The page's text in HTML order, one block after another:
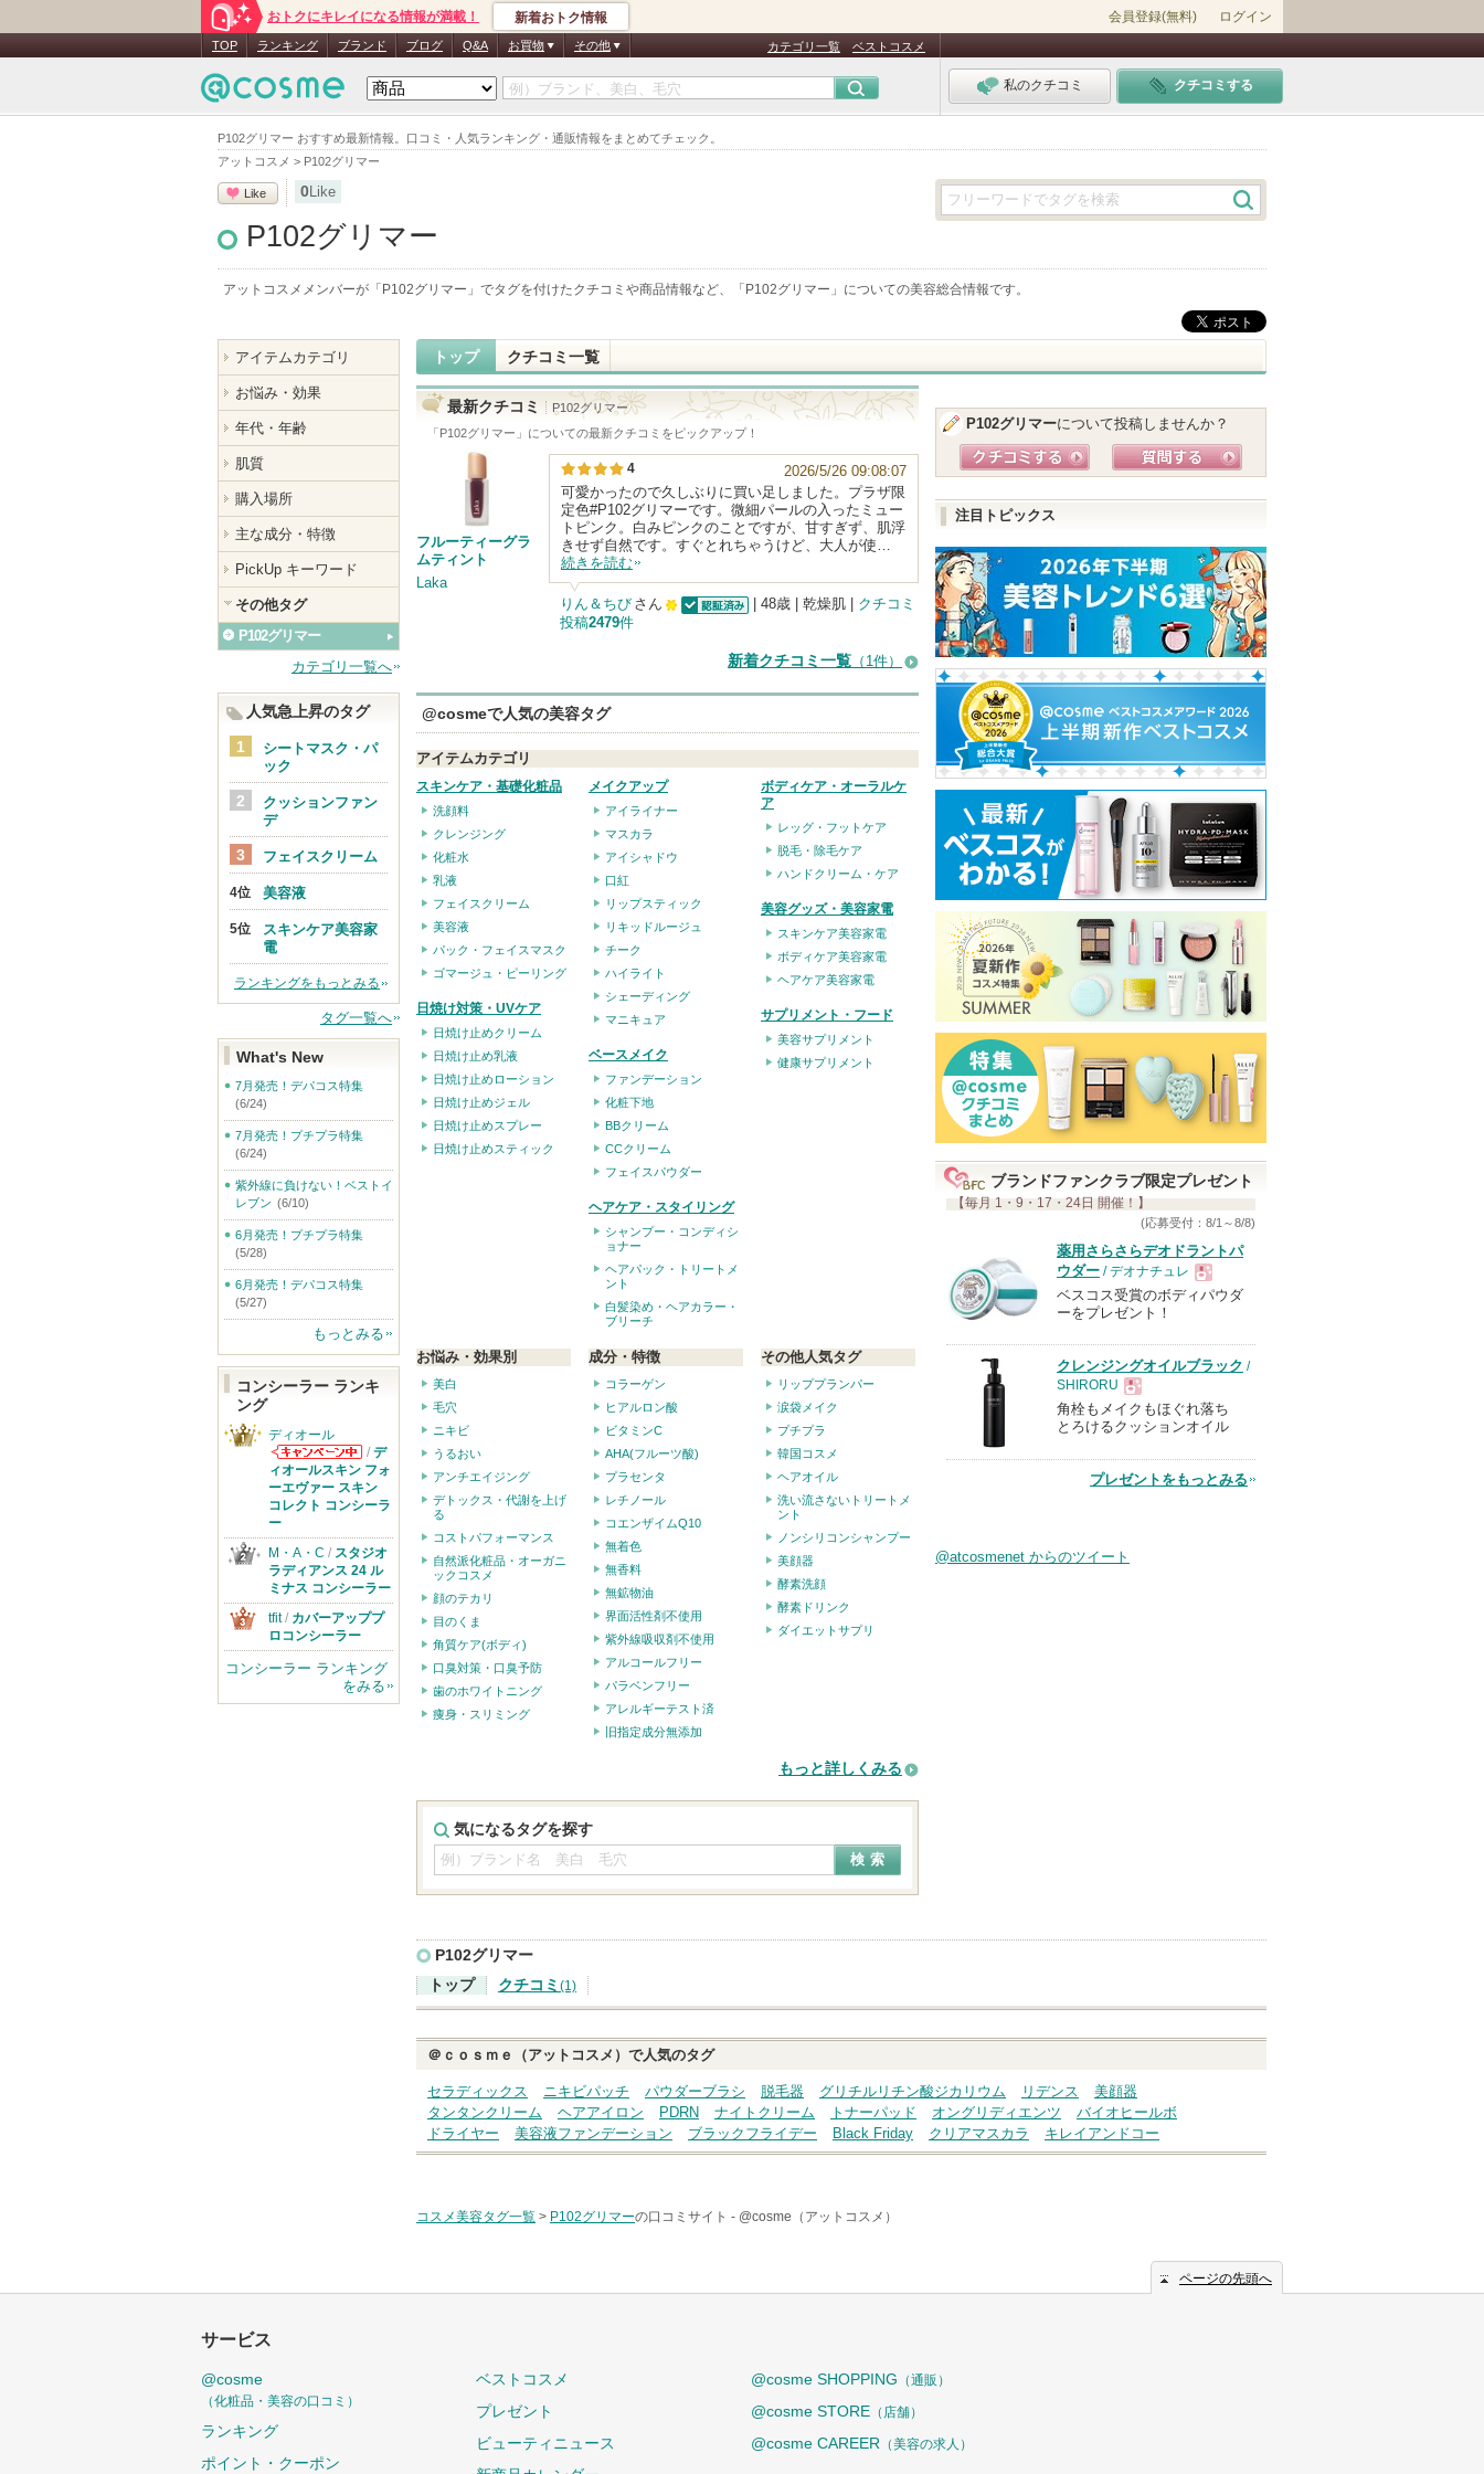
P102グリマー おすすめ最新情報。口コミ・人気ランキング・通販情報をまとめてチェック。
アットコスメ > P102グリマー
おトクにキレイになる情報が満載！ 新着おトク情報 会員登録(無料) ログイン
TOP ランキング ブランド ブログ Q&A お買物 その他 カテゴリ一覧 ベストコスメ
私のクチコミ クチコミする
Like 0Like
P102グリマー
アットコスメメンバーが「 P102グリマー 」でタグを付けたクチコミや商品情報など、「 P102グリマー 」についての美容総合情報です。
トップ クチコミ一覧
最新クチコミ
P102グリマー
「P102グリマー 」についての最新クチコミをピックアップ！
フルーティーグラ
ムティント
Laka
4
2026/5/26 09:08:07
可愛かったので久しぶりに買い足しました。プラザ限
定色#P102グリマーです。微細パールの入ったミュー
トピンク。白みピンクのことですが、甘すぎず、肌浮
きせず自然です。すぐとれちゃうけど、大人が使…
続きを読む
りん＆ちび さん
の
メ
ン
ー
お
入
登
録
て
い
ま
| 48歳 | 乾燥肌 | クチコミ
投稿2479件
新着クチコミ一覧 （1件）
@cosmeで人気の美容タグ
アイテムカテゴリ
スキンケア・基礎化粧品
洗顔料
クレンジング
化粧水
乳液
フェイスクリーム
美容液
パック・フェイスマスク
ゴマージュ・ピーリング
日焼け対策・UVケア
日焼け止めクリーム
日焼け止め乳液
日焼け止めローション
日焼け止めジェル
日焼け止めスプレー
日焼け止めスティック
メイクアップ
アイライナー
マスカラ
アイシャドウ
口紅
リップスティック
リキッドルージュ
チーク
ハイライト
シェーディング
マニキュア
ベースメイク
ファンデーション
化粧下地
BBクリーム
CCクリーム
フェイスパウダー
ヘアケア・スタイリング
シャンプー・コンディシ
ョナー
ヘアパック・トリートメ
ント
白髪染め・ヘアカラー・
ブリーチ
ボディケア・オーラルケ
ア
レッグ・フットケア
脱毛・除毛ケア
ハンドクリーム・ケア
美容グッズ・美容家電
スキンケア美容家電
ボディケア美容家電
ヘアケア美容家電
サプリメント・フード
美容サプリメント
健康サプリメント
お悩み・効果別
美白
毛穴
ニキビ
うるおい
アンチエイジング
デトックス・代謝を上げ
る
コストパフォーマンス
自然派化粧品・オーガニ
ックコスメ
顔のテカリ
目のくま
角質ケア(ボディ)
口臭対策・口臭予防
歯のホワイトニング
痩身・スリミング
成分・特徴
コラーゲン
ヒアルロン酸
ビタミンC
AHA(フルーツ酸)
プラセンタ
レチノール
コエンザイムQ10
無着色
無香料
無鉱物油
界面活性剤不使用
紫外線吸収剤不使用
アルコールフリー
パラベンフリー
アレルギーテスト済
旧指定成分無添加
その他人気タグ
リッププランパー
涙袋メイク
プチプラ
韓国コスメ
ヘアオイル
洗い流さないトリートメ
ント
ノンシリコンシャンプー
美顔器
酵素洗顔
酵素ドリンク
ダイエットサプリ
もっと詳しくみる
気になるタグを探す
P102グリマーについて投稿しませんか？
注目トピックス
ブランドファンクラブ限定プレゼント
【毎月 1・9・17・24日 開催！】
(応募受付：8/1～8/8)
薬用さらさらデオドラントパ
ウダー / デオナチュレ
現
品
ベスコス受賞のボディパウダ
ーをプレゼント！
クレンジングオイルブラック /
SHIRORU
現
品
角栓もメイクもほぐれ落ち
とろけるクッションオイル
プレゼントをもっとみる
@atcosmenet からのツイート
P102グリマー
トップ
クチコミ (1)
＠ｃｏｓｍｅ（アットコスメ）で人気のタグ
セラディックス ニキビパッチ パウダーブラシ 脱毛器 グリチルリチン酸ジカリウム リデンス
美顔器
タンタンクリーム
ヘアアイロン PDRN ナイトクリーム トナーパッド オングリディエンツ
バイオヒールボ
ドライヤー
美容液ファンデーション ブラックフライデー Black Friday クリアマスカラ キレイアンドコー
コスメ美容タグ一覧 > P102グリマーの口コミサイト - @cosme（アットコスメ）
アイテムカテゴリ
お悩み・効果
年代・年齢
肌質
購入場所
主な成分・特徴
PickUp キーワード
その他タグ
P102グリマー
カテゴリ一覧へ
人気急上昇のタグ
シートマスク・パ
ック
クッションファン
デ
フェイスクリーム
美容液
スキンケア美容家
電
ランキングをもっとみる
タグ一覧へ
What's New
7月発売！デパコス特集
(6/24)
7月発売！プチプラ特集
(6/24)
紫外線に負けない！ベストイ
レブン (6/10)
6月発売！プチプラ特集
(5/28)
6月発売！デパコス特集
(5/27)
もっとみる
コンシーラー ランキ
ング
ディオール
ディオールから
のお知らせがあ
ります
/ デ
ィオールスキン フォ
ーエヴァー スキン
コレクト コンシーラ
ー
M・A・C / スタジオ
ラディアンス 24 ル
ミナス コンシーラー
tfit/ カバーアッププ
ロコンシーラー
コンシーラー ランキング
をみる
ページの先頭へ
サービス
@cosme
（化粧品・美容の口コミ）
ランキング
ポイント・クーポン
ベストコスメ
プレゼント
ビューティニュース
@cosme SHOPPING （通販）
@cosme STORE （店舗）
@cosme CAREER （美容の求人）